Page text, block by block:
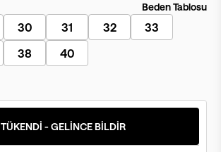
Beden Tablosu
30 31 32
33
38 40
TÜKENDİ - GELİNCE BİLDİR